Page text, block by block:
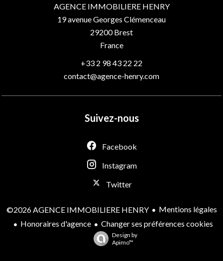
AGENCE IMMOBILIERE HENRY
19 avenue Georges Clémenceau
29200Brest
France
+33 2 98 43 22 22
contact@agence-henry.com
Suivez-nous
Facebook
Instagram
Twitter
©2026 AGENCE IMMOBILIERE HENRY
Mentions légales
Honoraires d'agence
Changer ses préférences cookies
Design by
Apimo™